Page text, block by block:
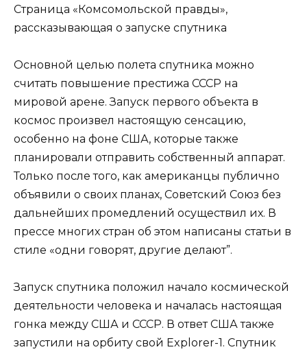
Страница «Комсомольской правды»,
рассказывающая о запуске спутника
Основной целью полета спутника можно
считать повышение престижа СССР на
мировой арене. Запуск первого объекта в
космос произвел настоящую сенсацию,
особенно на фоне США, которые также
планировали отправить собственный аппарат.
Только после того, как американцы публично
объявили о своих планах, Советский Союз без
дальнейших промедлений осуществил их. В
прессе многих стран об этом написаны статьи в
стиле «одни говорят, другие делают”.
Запуск спутника положил начало космической
деятельности человека и началась настоящая
гонка между США и СССР. В ответ США также
запустили на орбиту свой Explorer-1. Спутник